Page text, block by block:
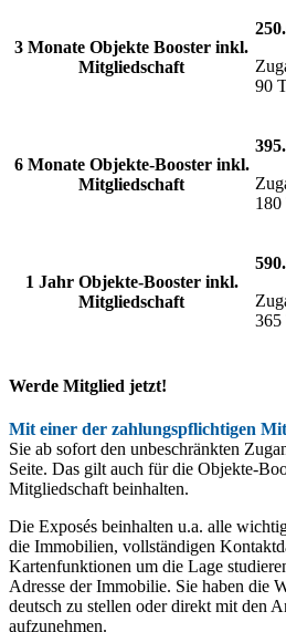
3 Monate Objekte Booster inkl.
Mitgliedschaft
90
6 Monate Objekte-Booster inkl.
Mitgliedschaft
180
1 Jahr Objekte-Booster inkl.
Mitgliedschaft
365
Werde Mitglied jetzt!
Mit einer der zahlungspflichtigen
Sie ab sofort den unbeschränkten
Seite. Das gilt auch für die Objekte-
Mitgliedschaft beinhalten.
Die Exposés beinhalten u.a. alle
die Immobilien, vollständigen
Kartenfunktionen um die Lage
Adresse der Immobilie. Sie haben die
deutsch zu stellen oder direkt mit den
aufzunehmen.